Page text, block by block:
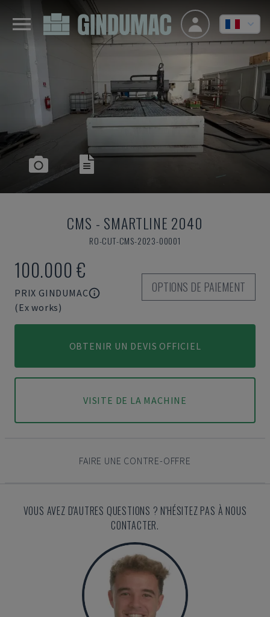
CMS - SMARTLINE 2040
RO-CUT-CMS-2023-00001
100.000 €
PRIX GINDUMAC
(Ex works)
OPTIONS DE PAIEMENT
OBTENIR UN DEVIS OFFICIEL
VISITE DE LA MACHINE
FAIRE UNE CONTRE-OFFRE
VOUS AVEZ D'AUTRES QUESTIONS ? N'HÉSITEZ PAS À NOUS
CONTACTER.